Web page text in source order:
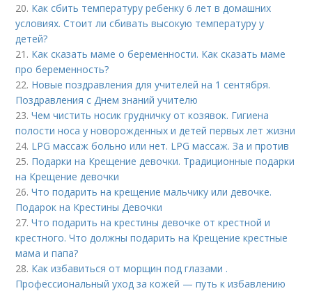
20. Как сбить температуру ребенку 6 лет в домашних
условиях. Стоит ли сбивать высокую температуру у
детей?
21. Как сказать маме о беременности. Как сказать маме
про беременность?
22. Новые поздравления для учителей на 1 сентября.
Поздравления с Днем знаний учителю
23.Чем чистить носик грудничку от козявок. Гигиена
полости носа у новорожденных и детей первых лет жизни
24. LPG массаж больно или нет. LPG массаж. За и против
25. Подарки на Крещение девочки. Традиционные подарки
на Крещение девочки
26.Что подарить на крещение мальчику или девочке.
Подарок на Крестины Девочки
27.Что подарить на крестины девочке от крестной и
крестного. Что должны подарить на Крещение крестные
мама и папа?
28. Как избавиться от морщин под глазами .
Профессиональный уход за кожей — путь к избавлению